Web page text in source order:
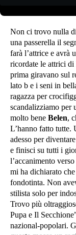
Non ci trovo nulla di
una passerella il
farà l’attrice e avrà
ricordate le attrici di
prima giravano sul
lato b e i seni in
ragazza per
scandalizziamo per
molto bene Belen,
L’hanno fatto tutte.
adesso per
e finisci su tutti i
l’accanimento
mi ha dichiarato
fondotinta. Non
stilista solo per
Trovo più
Pupa e Il
nazional-popolari.